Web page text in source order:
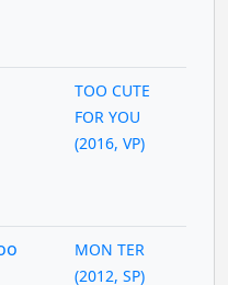
TOO CUTE
FOR YOU
(2016, VP)
MON TER
(2012, SP)